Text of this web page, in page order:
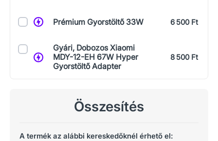
Prémium Gyorstöltő 33W 6 500 Ft
Gyári, Dobozos Xiaomi
MDY-12-EH 67W Hyper
Gyorstöltő Adapter
8 500 Ft
Összesítés
A termék az alábbi kereskedőknél érhető el: